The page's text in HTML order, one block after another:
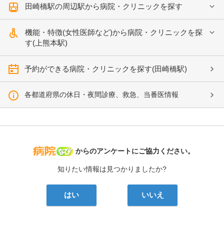
田崎橋駅の周辺駅から病院・クリニックを探す
機能・特徴(女性医師など)から病院・クリニックを探
す(上熊本駅)
予約ができる病院・クリニックを探す(田崎橋駅)
各都道府県の休日・夜間診療、救急、当番医情報
病院なび
からのアンケートにご協力ください。
知りたい情報は見つかりましたか?
はい いいえ